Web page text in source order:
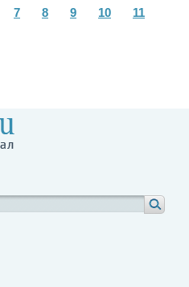
7 8 9 10
11